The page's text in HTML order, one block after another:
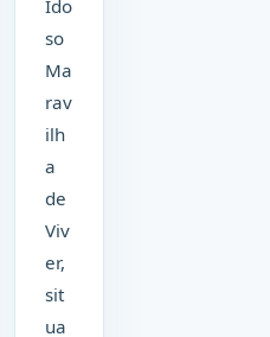
Ido
so
Ma
rav
ilh
a
de
Viv
er,
sit
ua